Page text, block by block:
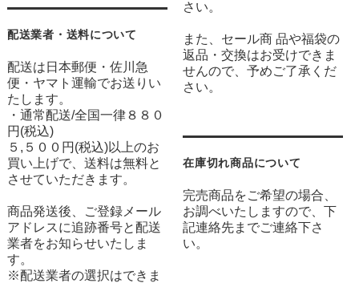
配送業者・送料について
配送は日本郵便・佐川急
便・ヤマト運輸でお送りい
たします。
・通常配送/全国一律８８０
円(税込)
５,５００円(税込)以上のお
買い上げで、送料は無料と
させていただきます。
商品発送後、ご登録メール
アドレスに追跡番号と配送
業者をお知らせいたしま
す。
※配送業者の選択はできま
さい。
また、セール商 品や福袋の
返品・交換はお受けできま
せんので、予めご了承くだ
さい。
在庫切れ商品について
完売商品をご希望の場合、
お調べいたしますので、下
記連絡先までご連絡下さ
い。